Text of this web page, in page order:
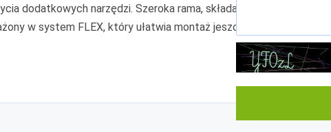
dodatkowych narzędzi. Szeroka rama, składane i stabilne nóżki
w system FLEX, który ułatwia montaż jeszcze bardziej poprzez